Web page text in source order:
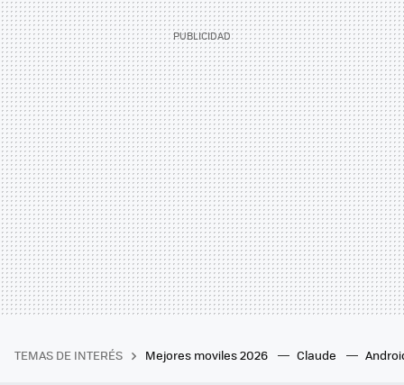
TEMAS DE INTERÉS Mejores moviles 2026 Claude